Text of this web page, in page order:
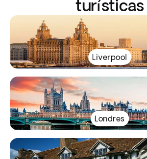
turísticas
Liverpool
Londres